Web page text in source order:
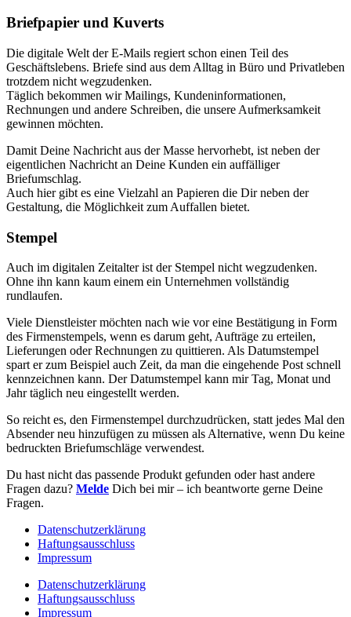
Briefpapier und Kuverts
Die digitale Welt der E-Mails regiert schon einen Teil des
Geschäftslebens. Briefe sind aus dem Alltag in Büro und Privatleben
trotzdem nicht wegzudenken.
Täglich bekommen wir Mailings, Kundeninformationen,
Rechnungen und andere Schreiben, die unsere Aufmerksamkeit
gewinnen möchten.
Damit Deine Nachricht aus der Masse hervorhebt, ist neben der
eigentlichen Nachricht an Deine Kunden ein auffälliger
Briefumschlag.
Auch hier gibt es eine Vielzahl an Papieren die Dir neben der
Gestaltung, die Möglichkeit zum Auffallen bietet.
Stempel
Auch im digitalen Zeitalter ist der Stempel nicht wegzudenken.
Ohne ihn kann kaum einem ein Unternehmen vollständig
rundlaufen.
Viele Dienstleister möchten nach wie vor eine Bestätigung in Form
des Firmenstempels, wenn es darum geht, Aufträge zu erteilen,
Lieferungen oder Rechnungen zu quittieren. Als Datumstempel
spart er zum Beispiel auch Zeit, da man die eingehende Post schnell
kennzeichnen kann. Der Datumstempel kann mir Tag, Monat und
Jahr täglich neu eingestellt werden.
So reicht es, den Firmenstempel durchzudrücken, statt jedes Mal den
Absender neu hinzufügen zu müssen als Alternative, wenn Du keine
bedruckten Briefumschläge verwendest.
Du hast nicht das passende Produkt gefunden oder hast andere
Fragen dazu? Melde Dich bei mir – ich beantworte gerne Deine
Fragen.
Datenschutzerklärung
Haftungsausschluss
Impressum
Datenschutzerklärung
Haftungsausschluss
Impressum